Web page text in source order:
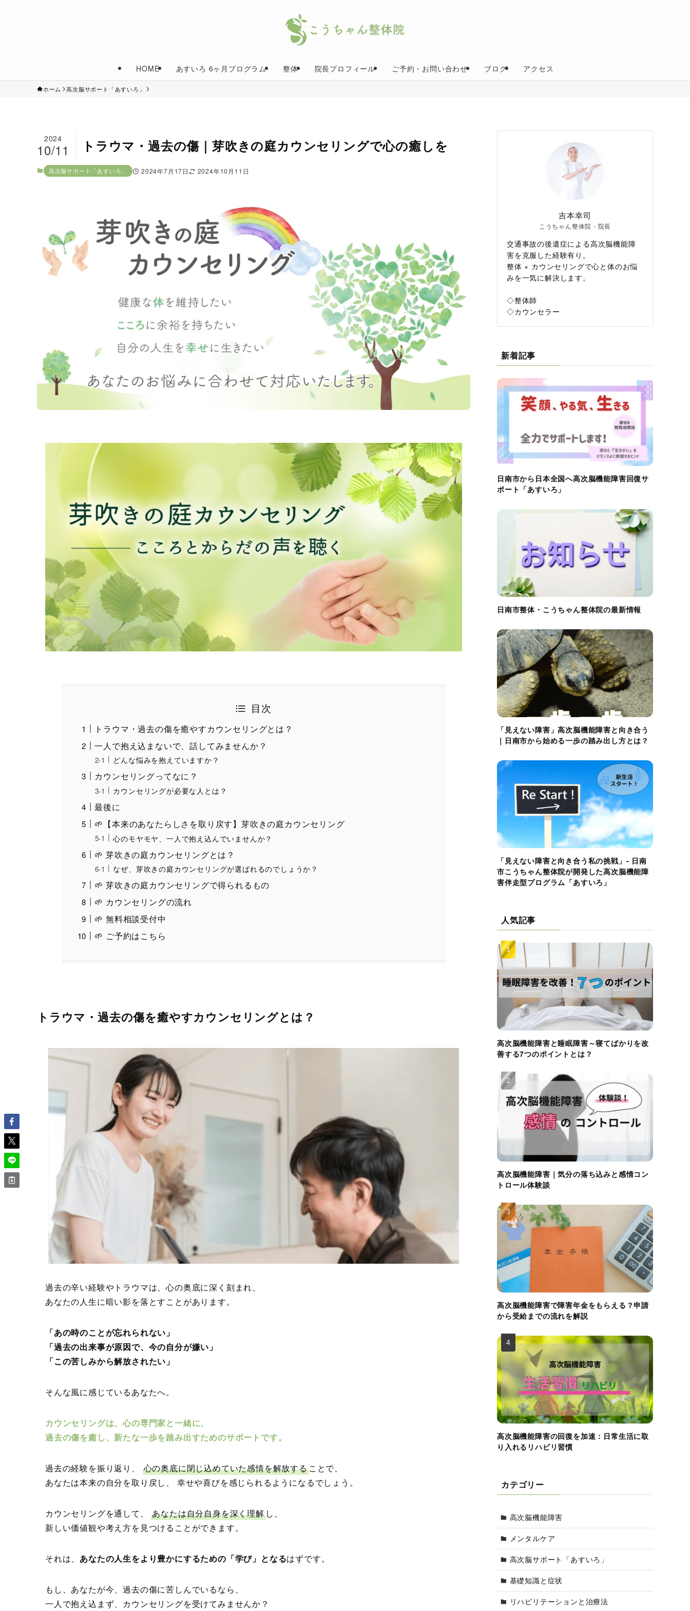
HOME あすいろ 6ヶ月プログラム 整体 院長プロフィール ご予約・お問い合わせ ブログ アクセス
ホーム 高次脳サポート「あすいろ」
トラウマ・過去の傷｜芽吹きの庭カウンセリングで心の癒しを
2024
10/11
高次脳サポート「あすいろ」 2024年7月17日 2024年10月11日
目次
トラウマ・過去の傷を癒やすカウンセリングとは？
一人で抱え込まないで、話してみませんか？
どんな悩みを抱えていますか？
カウンセリングってなに？
カウンセリングが必要な人とは？
最後に
🌱【本来のあなたらしさを取り戻す】芽吹きの庭カウンセリング
心のモヤモヤ、一人で抱え込んでいませんか？
🌱 芽吹きの庭カウンセリングとは？
なぜ、芽吹きの庭カウンセリングが選ばれるのでしょうか？
🌱 芽吹きの庭カウンセリングで得られるもの
🌱 カウンセリングの流れ
🌱 無料相談受付中
🌱 ご予約はこちら
トラウマ・過去の傷を癒やすカウンセリングとは？
過去の辛い経験やトラウマは、心の奥底に深く刻まれ、
あなたの人生に暗い影を落とすことがあります。
「あの時のことが忘れられない」
「過去の出来事が原因で、今の自分が嫌い」
「この苦しみから解放されたい」
そんな風に感じているあなたへ。
カウンセリングは、心の専門家と一緒に、
過去の傷を癒し、新たな一歩を踏み出すためのサポートです。
過去の経験を振り返り、 心の奥底に閉じ込めていた感情を解放することで、
あなたは本来の自分を取り戻し、 幸せや喜びを感じられるようになるでしょう。
カウンセリングを通して、あなたは自分自身を深く理解し、
新しい価値観や考え方を見つけることができます。
それは、 あなたの人生をより豊かにするための「学び」となるはずです。
もし、あなたが今、過去の傷に苦しんでいるなら、
一人で抱え込まず、カウンセリングを受けてみませんか？
吉本幸司
こうちゃん整体院 - 院長
交通事故の後遺症による高次脳機能障
害を克服した経験有り。
整体 × カウンセリングで心と体のお悩
みを一気に解決します。
◇整体師
◇カウンセラー
新着記事
日南市から日本全国へ高次脳機能障害回復サ
ポート「あすいろ」
日南市整体・こうちゃん整体院の最新情報
「見えない障害」高次脳機能障害と向き合う
｜日南市から始める一歩の踏み出し方とは？
「見えない障害と向き合う私の挑戦」- 日南
市こうちゃん整体院が開発した高次脳機能障
害伴走型プログラム「あすいろ」
人気記事
高次脳機能障害と睡眠障害～寝てばかりを改
善する7つのポイントとは？
高次脳機能障害｜気分の落ち込みと感情コン
トロール体験談
高次脳機能障害で障害年金をもらえる？申請
から受給までの流れを解説
高次脳機能障害の回復を加速：日常生活に取
り入れるリハビリ習慣
カテゴリー
高次脳機能障害
メンタルケア
高次脳サポート「あすいろ」
基礎知識と症状
リハビリテーションと治療法